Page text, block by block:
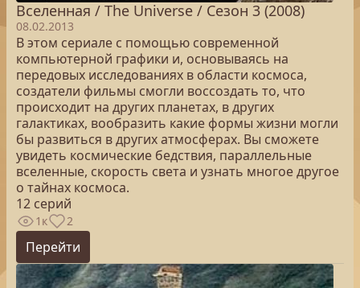
Вселенная / The Universe / Сезон 3 (2008)
08.02.2013
В этом сериале с помощью современной
компьютерной графики и, основываясь на
передовых исследованиях в области космоса,
создатели фильмы смогли воссоздать то, что
происходит на других планетах, в других
галактиках, вообразить какие формы жизни могли
бы развиться в других атмосферах. Вы сможете
увидеть космические бедствия, параллельные
вселенные, скорость света и узнать многое другое
о тайнах космоса.
12 серий
1к 2
Перейти